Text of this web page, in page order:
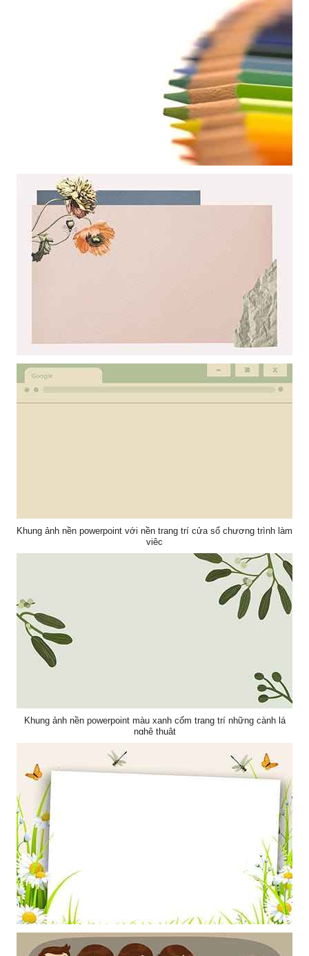
Mẫu thiết kế khung ảnh nhũng bông hoa năm cánh nghệ thuật làm
Mẫu thiết kế nghệ thuật với những chiếc bút trì làm nền powerpoint
Mẫu thiết kế khung ảnh nền powerpoint với sự kết hợp nghệ thuật
giữa khung hình và bông hoa
Khung ảnh nền powerpoint với nền trang trí cửa sổ chương trình làm
việc
Khung ảnh nền powerpoint màu xanh cốm trang trí những cành lá
nghệ thuật